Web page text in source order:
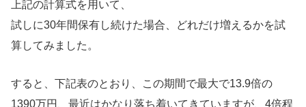
上記の計算式を用いて、
試しに30年間保有し続けた場合、どれだけ増えるかを試
算してみました。
すると、下記表のとおり、この期間で最大で13.9倍の
1390万円、最近はかなり落ち着いてきていますが、4倍程